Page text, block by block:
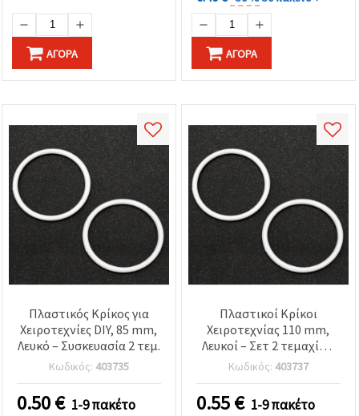
ΑΓΟΡΆ ΑΓΟΡΆ
Πλαστικός Κρίκος για
Χειροτεχνίες DIY, 85 mm,
Λευκό – Συσκευασία 2 τεμ.
Κωδικός: 403735
0.50€ 1-9 πακέτο
Πλαστικοί Κρίκοι
Χειροτεχνίας 110 mm,
Λευκοί – Σετ 2 τεμαχίων
για Μακραμέ,
Ονειροπαγίδες,
Διακοσμήσεις Τοίχου
Κωδικός: 403737
0.55€ 1-9 πακέτο